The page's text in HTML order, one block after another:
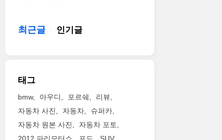
최근글 인기글
태그
bmw 아우디 포르쉐
리뷰
자동차 사진
자동차
슈퍼카
자동차 원본 사진
자동차 포토